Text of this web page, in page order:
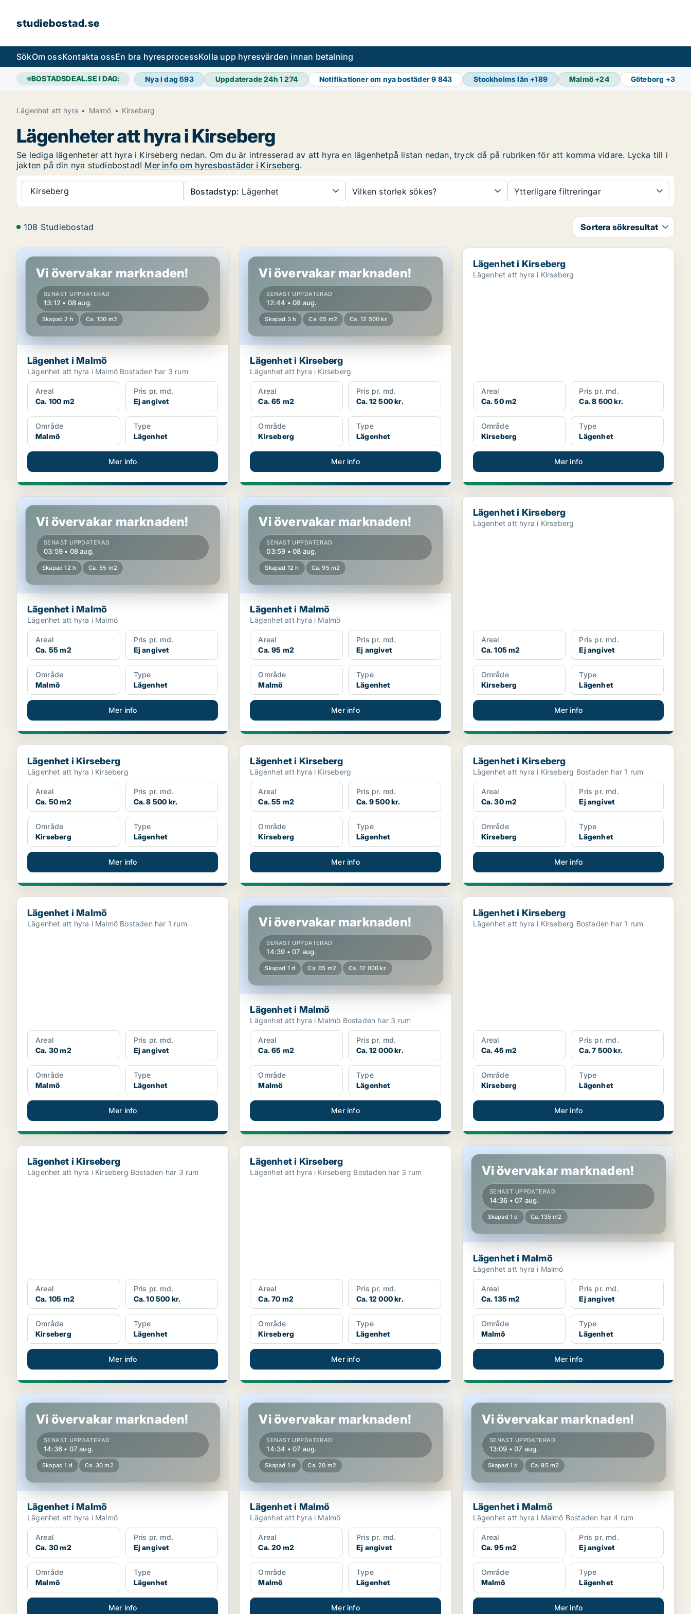
studiebostad.se
SökOm ossKontakta ossEn bra hyresprocessKolla upp hyresvärden innan betalning
BOSTADSDEAL.SE I DAG: Nya i dag593 Uppdaterade 24h1 274 Notifikationer om nya bostäder9 843 Stockholms län +189 Malmö +24 Göteborg +33
Lägenhet att hyra Malmö Kirseberg
Lägenheter att hyra i Kirseberg
Se lediga lägenheter att hyra i Kirseberg nedan. Om du är intresserad av att hyra en lägenhetpå listan nedan, tryck då på rubriken för att komma vidare. Lycka till i
jakten på din nya studiebostad! Mer info om hyresbostäder i Kirseberg.
Kirseberg Bostadstyp: Lägenhet Vilken storlek sökes? Ytterligare filtreringar
108 Studiebostad Sortera sökresultat
Lägenhet i Malmö
Vi övervakar marknaden!
SENAST UPPDATERAD
13:12 • 08 aug.
Skapad 2 h Ca. 100 m2
Lägenhet i Malmö
Lägenhet att hyra i Malmö Bostaden har 3 rum
Areal
Ca. 100 m2
Pris pr. md.
Ej angivet
Område
Malmö
Type
Lägenhet
Mer info
Lägenhet i Kirseberg
Vi övervakar marknaden!
SENAST UPPDATERAD
12:44 • 08 aug.
Skapad 3 h Ca. 65 m2 Ca. 12 500 kr.
Lägenhet i Kirseberg
Lägenhet att hyra i Kirseberg
Areal
Ca. 65 m2
Pris pr. md.
Ca. 12 500 kr.
Område
Kirseberg
Type
Lägenhet
Mer info
Lägenhet i Kirseberg
Lägenhet i Kirseberg
Lägenhet att hyra i Kirseberg
Areal
Ca. 50 m2
Pris pr. md.
Ca. 8 500 kr.
Område
Kirseberg
Type
Lägenhet
Mer info
Lägenhet i Malmö
Vi övervakar marknaden!
SENAST UPPDATERAD
03:59 • 08 aug.
Skapad 12 h Ca. 55 m2
Lägenhet i Malmö
Lägenhet att hyra i Malmö
Areal
Ca. 55 m2
Pris pr. md.
Ej angivet
Område
Malmö
Type
Lägenhet
Mer info
Lägenhet i Malmö
Vi övervakar marknaden!
SENAST UPPDATERAD
03:59 • 08 aug.
Skapad 12 h Ca. 95 m2
Lägenhet i Malmö
Lägenhet att hyra i Malmö
Areal
Ca. 95 m2
Pris pr. md.
Ej angivet
Område
Malmö
Type
Lägenhet
Mer info
Lägenhet i Kirseberg
Lägenhet i Kirseberg
Lägenhet att hyra i Kirseberg
Areal
Ca. 105 m2
Pris pr. md.
Ej angivet
Område
Kirseberg
Type
Lägenhet
Mer info
Lägenhet i Kirseberg
Lägenhet i Kirseberg
Lägenhet att hyra i Kirseberg
Areal
Ca. 50 m2
Pris pr. md.
Ca. 8 500 kr.
Område
Kirseberg
Type
Lägenhet
Mer info
Lägenhet i Kirseberg
Lägenhet i Kirseberg
Lägenhet att hyra i Kirseberg
Areal
Ca. 55 m2
Pris pr. md.
Ca. 9 500 kr.
Område
Kirseberg
Type
Lägenhet
Mer info
Lägenhet i Kirseberg
Lägenhet i Kirseberg
Lägenhet att hyra i Kirseberg Bostaden har 1 rum
Areal
Ca. 30 m2
Pris pr. md.
Ej angivet
Område
Kirseberg
Type
Lägenhet
Mer info
Lägenhet i Malmö
Lägenhet i Malmö
Lägenhet att hyra i Malmö Bostaden har 1 rum
Areal
Ca. 30 m2
Pris pr. md.
Ej angivet
Område
Malmö
Type
Lägenhet
Mer info
Lägenhet i Malmö
Vi övervakar marknaden!
SENAST UPPDATERAD
14:39 • 07 aug.
Skapad 1 d Ca. 65 m2 Ca. 12 000 kr.
Lägenhet i Malmö
Lägenhet att hyra i Malmö Bostaden har 3 rum
Areal
Ca. 65 m2
Pris pr. md.
Ca. 12 000 kr.
Område
Malmö
Type
Lägenhet
Mer info
Lägenhet i Kirseberg
Lägenhet i Kirseberg
Lägenhet att hyra i Kirseberg Bostaden har 1 rum
Areal
Ca. 45 m2
Pris pr. md.
Ca. 7 500 kr.
Område
Kirseberg
Type
Lägenhet
Mer info
Lägenhet i Kirseberg
Lägenhet i Kirseberg
Lägenhet att hyra i Kirseberg Bostaden har 3 rum
Areal
Ca. 105 m2
Pris pr. md.
Ca. 10 500 kr.
Område
Kirseberg
Type
Lägenhet
Mer info
Lägenhet i Kirseberg
Lägenhet i Kirseberg
Lägenhet att hyra i Kirseberg Bostaden har 3 rum
Areal
Ca. 70 m2
Pris pr. md.
Ca. 12 000 kr.
Område
Kirseberg
Type
Lägenhet
Mer info
Lägenhet i Malmö
Vi övervakar marknaden!
SENAST UPPDATERAD
14:36 • 07 aug.
Skapad 1 d Ca. 135 m2
Lägenhet i Malmö
Lägenhet att hyra i Malmö
Areal
Ca. 135 m2
Pris pr. md.
Ej angivet
Område
Malmö
Type
Lägenhet
Mer info
Lägenhet i Malmö
Vi övervakar marknaden!
SENAST UPPDATERAD
14:36 • 07 aug.
Skapad 1 d Ca. 30 m2
Lägenhet i Malmö
Lägenhet att hyra i Malmö
Areal
Ca. 30 m2
Pris pr. md.
Ej angivet
Område
Malmö
Type
Lägenhet
Mer info
Lägenhet i Malmö
Vi övervakar marknaden!
SENAST UPPDATERAD
14:34 • 07 aug.
Skapad 1 d Ca. 20 m2
Lägenhet i Malmö
Lägenhet att hyra i Malmö
Areal
Ca. 20 m2
Pris pr. md.
Ej angivet
Område
Malmö
Type
Lägenhet
Mer info
Lägenhet i Malmö
Vi övervakar marknaden!
SENAST UPPDATERAD
13:09 • 07 aug.
Skapad 1 d Ca. 95 m2
Lägenhet i Malmö
Lägenhet att hyra i Malmö Bostaden har 4 rum
Areal
Ca. 95 m2
Pris pr. md.
Ej angivet
Område
Malmö
Type
Lägenhet
Mer info